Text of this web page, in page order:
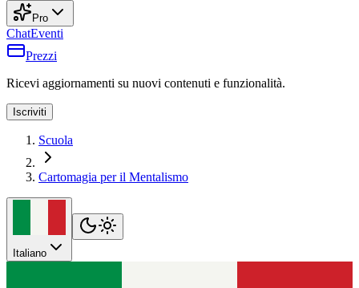
Pro
ChatEventi
Prezzi
Ricevi aggiornamenti su nuovi contenuti e funzionalità.
Iscriviti
Scuola
Cartomagia per il Mentalismo
Italiano